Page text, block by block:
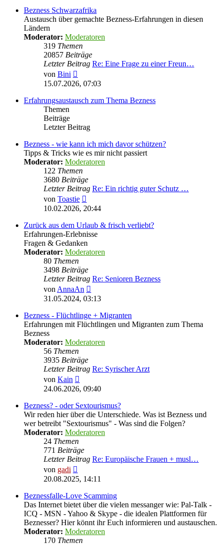
Bezness Schwarzafrika
Austausch über gemachte Bezness-Erfahrungen in diesen
Ländern
Moderator: Moderatoren
319 Themen
20857 Beiträge
Letzter Beitrag Re: Eine Frage zu einer Freun…
von Bini
Beitrag
15.07.2026, 07:03
Erfahrungsaustausch zum Thema Bezness
Themen
Beiträge
Letzter Beitrag
Bezness - wie kann ich mich davor schützen?
Tipps & Tricks wie es mir nicht passiert
Moderator: Moderatoren
122 Themen
3680 Beiträge
Letzter Beitrag Re: Ein richtig guter Schutz …
von Toastie
Beitrag
10.02.2026, 20:44
Zurück aus dem Urlaub & frisch verliebt?
Erfahrungen-Erlebnisse
Fragen & Gedanken
Moderator: Moderatoren
80 Themen
3498 Beiträge
Letzter Beitrag Re: Senioren Bezness
von AnnaAn
Beitrag
31.05.2024, 03:13
Bezness - Flüchtlinge + Migranten
Erfahrungen mit Flüchtlingen und Migranten zum Thema
Bezness
Moderator: Moderatoren
56 Themen
3935 Beiträge
Letzter Beitrag Re: Syrischer Arzt
von Kain
Beitrag
24.06.2026, 09:40
Bezness? - oder Sextourismus?
Wir reden hier über die Unterschiede. Was ist Bezness und
wer betreibt "Sextourismus" - Was sind die Folgen?
Moderator: Moderatoren
24 Themen
771 Beiträge
Letzter Beitrag Re: Europäische Frauen + musl…
von gadi
Beitrag
20.08.2025, 14:11
Beznessfalle-Love Scamming
Das Internet bietet über die vielen messanger wie: Pal-Talk -
ICQ - MSN - Yahoo & Skype - die idealen Plattformen für
Beznesser? Hier könnt ihr Euch informieren und austauschen.
Moderator: Moderatoren
170 Themen